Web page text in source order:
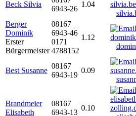
Beck Silvia
6943-26
1.04
Berger
Dominik
Erster
Bürgermeister
08167
6943-46
0171
4788152
1.12
Best Susanne
08167
6943-19
0.09
Brandmeier
Elisabeth
08167
6943-13
0.10